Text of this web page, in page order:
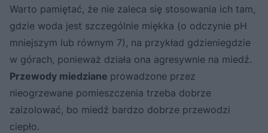
Warto pamiętać, że nie zaleca się stosowania ich tam,
gdzie woda jest szczególnie miękka (o odczynie pH
mniejszym lub równym 7), na przykład gdzieniegdzie
w górach, ponieważ działa ona agresywnie na miedź.
Przewody miedziane prowadzone przez
nieogrzewane pomieszczenia trzeba dobrze
zaizolować, bo miedź bardzo dobrze przewodzi
ciepło.